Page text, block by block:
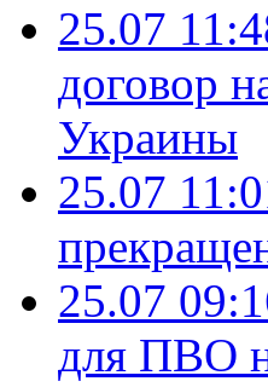
25.07
договор
Украины
25.07
25.07
для ПВО